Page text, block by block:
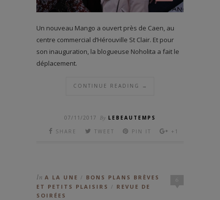
Un nouveau Mango a ouvert près de Caen, au
centre commercial d’Hérouville St Clair. Et pour
son inauguration, la blogueuse Noholita a fait le
déplacement.
CONTINUE READING →
07/11/2017 By LEBEAUTEMPS
SHARE
TWEET PIN IT +1
6
In A LA UNE /
BONS PLANS BRÈVES
ET PETITS PLAISIRS /
REVUE DE
SOIRÉES